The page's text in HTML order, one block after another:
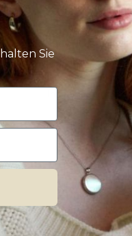
RINGRÖSSE
Wie finde
Die Auswahl ist
Ihnen dabei
Weiter zu
Sie